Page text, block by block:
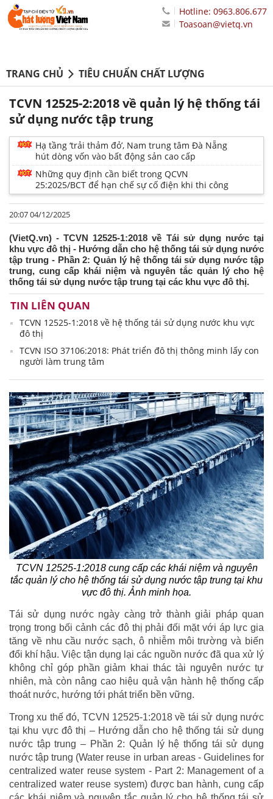
Hotline: 0963.806.677
Toasoan@vietq.vn
TRANG CHỦ TIÊU CHUẨN CHẤT LƯỢNG
TCVN 12525-2:2018 về quản lý hệ thống tái
sử dụng nước tập trung
Hạ tầng ‘trải thảm đỏ’, Nam trung tâm Đà Nẵng
hút dòng vốn vào bất động sản cao cấp
Những quy định cần biết trong QCVN
25:2025/BCT để hạn chế sự cố điện khi thi công
20:07 04/12/2025
(VietQ.vn) - TCVN 12525-1:2018 về Tái sử dụng nước tại
khu vực đô thị - Hướng dẫn cho hệ thống tái sử dụng nước
tập trung - Phần 2: Quản lý hệ thống tái sử dụng nước tập
trung, cung cấp khái niệm và nguyên tắc quản lý cho hệ
thống tái sử dụng nước tập trung tại các khu vực đô thị.
TIN LIÊN QUAN
TCVN 12525-1:2018 về hệ thống tái sử dụng nước khu vực
đô thị
TCVN ISO 37106:2018: Phát triển đô thị thông minh lấy con
người làm trung tâm
TCVN 12525-1:2018 cung cấp các khái niệm và nguyên
tắc quản lý cho hệ thống tái sử dụng nước tập trung tại khu
vực đô thị. Ảnh minh họa.
Tái sử dụng nước ngày càng trở thành giải pháp quan
trọng trong bối cảnh các đô thị phải đối mặt với áp lực gia
tăng về nhu cầu nước sạch, ô nhiễm môi trường và biến
đổi khí hậu. Việc tận dụng lại các nguồn nước đã qua xử lý
không chỉ góp phần giảm khai thác tài nguyên nước tự
nhiên, mà còn nâng cao hiệu quả vận hành hệ thống cấp
thoát nước, hướng tới phát triển bền vững.
Trong xu thế đó, TCVN 12525-1:2018 về tái sử dụng nước
tại khu vực đô thị – Hướng dẫn cho hệ thống tái sử dụng
nước tập trung – Phần 2: Quản lý hệ thống tái sử dụng
nước tập trung (Water reuse in urban areas - Guidelines for
centralized water reuse system - Part 2: Management of a
centralized water reuse system) được ban hành, cung cấp